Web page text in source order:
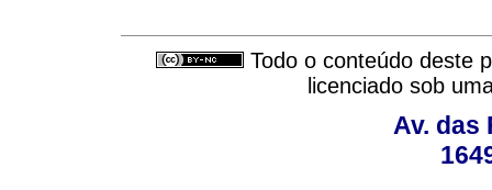
Todo o conteúdo deste
licenciado sob
Av. das